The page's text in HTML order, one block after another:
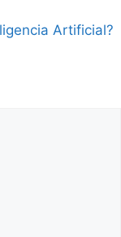
Artificial?